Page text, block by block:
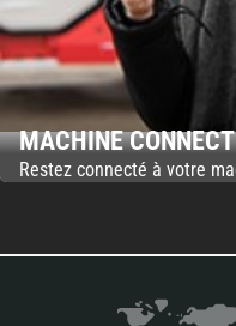
MACHINE
Restez connecté à votre